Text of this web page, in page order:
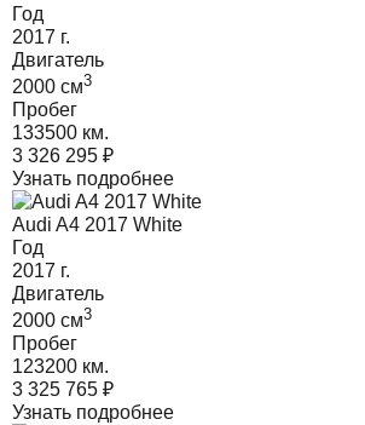
Год
2017 г.
Двигатель
2000 cм3
Пробег
133500 км.
3 326 295 ₽
Узнать подробнее
Audi A4 2017 White
Год
2017 г.
Двигатель
2000 cм3
Пробег
123200 км.
3 325 765 ₽
Узнать подробнее